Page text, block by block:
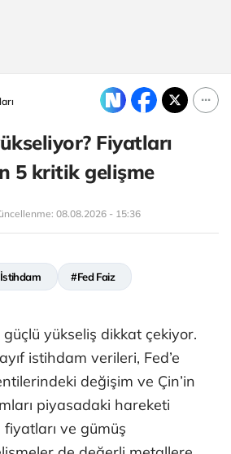
Fiyatları
5 kritik gelişme
08.08.2026 - 15:36
#Fed Faiz
güçlü yükseliş dikkat çekiyor.
istihdam verileri, Fed’e
değişim ve Çin’in
piyasadaki hareketi
ve gümüş